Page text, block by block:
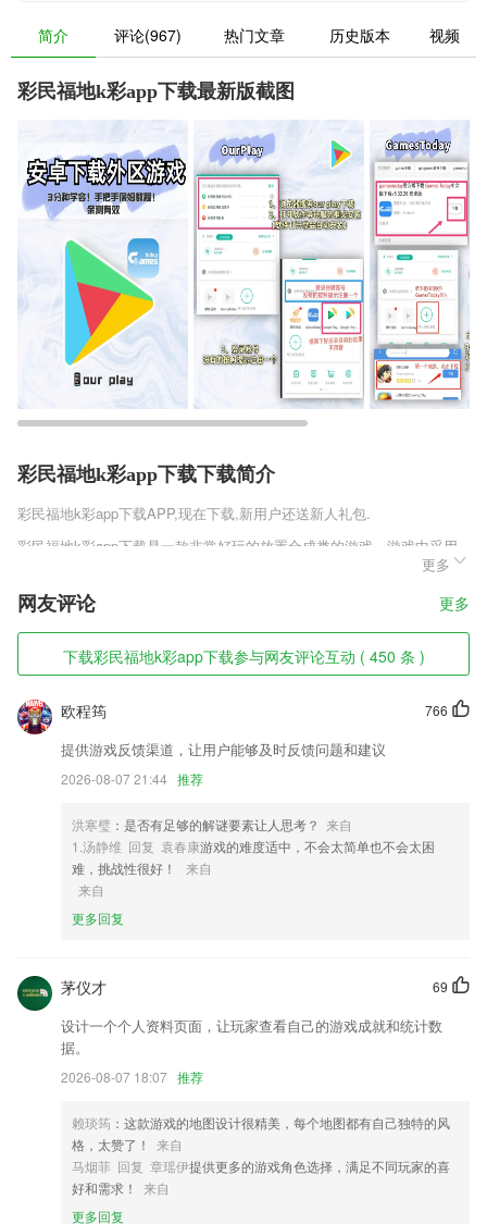
简介 评论(967) 热门文章 历史版本 视频
彩民福地k彩app下载最新版截图
彩民福地k彩app下载下载简介
彩民福地k彩app下载APP,现在下载,新用户还送新人礼包.
彩民福地k彩app下载是一款非常好玩的放置合成类的游戏，游戏中采用
了经典的西游人物为题材，给玩家带来了全新的放置战斗玩法，在这里需
要不断的挑战许多的关卡来一点点积累自己的实力，学习许多强大的技
能，通过合成的方式升级自己的角色变得更加强大。
彩民福地k彩app下载软件特色
1,专业口语测评
2,是相当不错的旅游工具，这里有很多的旅游方案都可以供你参考。
3,人体姿态控制，通过左右滑动切换衣服，通过站立姿态试穿衣服；
4,本APP中的词汇是根据韩国基础词汇和初级口语中要掌握的词汇进行汇
5,轻松赚钱
6,实时预览视频，了解自己的驾驶情况，掌握遇到的事情；
彩民福地k彩app下载软件优势
2.这样对于众多的家庭在教育方面来说，都是非常省心的。
3.·课件均以3D动画、视频、flash动画、图片、文字和音频相结合的方式
精心打造，培训过程采用公司自主研发的动态人脸识别技术进行身份鉴别
4.·自己的刷题历史记录随时查看，这次可以接着上次进度继续刷题；
5.·各地诗友风采展示
6.老师会根据学生的试听情况为学生量身制作英语学习计划。另外，欧美
国家流行儿童动画，有趣儿童绘本及英文歌曲，丰富的视频素材应有尽
有，满足不同人的需求。
更多
网友评论 更多
下载彩民福地k彩app下载参与网友评论互动 ( 450 条 )
766
欧程筠
提供游戏反馈渠道，让用户能够及时反馈问题和建议
2026-08-07 21:44 推荐
洪寒璧 ：是否有足够的解谜要素让人思考？ 来自
1.汤静维 回复 袁春康游戏的难度适中，不会太简单也不会太困
难，挑战性很好！
来自
来自
更多回复
69
茅仪才
设计一个个人资料页面，让玩家查看自己的游戏成就和统计数
据。
2026-08-07 18:07 推荐
赖琰筠 ：这款游戏的地图设计很精美，每个地图都有自己独特的风
格，太赞了！
来自
马烟菲 回复 章瑶伊提供更多的游戏角色选择，满足不同玩家的喜
好和需求！
来自
更多回复